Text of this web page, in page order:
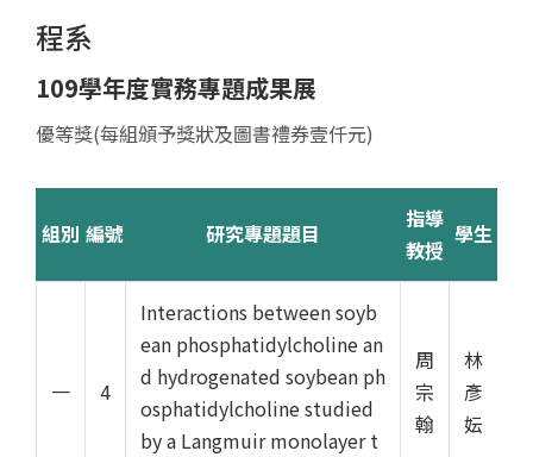
程系
109學年度實務專題成果展
優等獎(每組頒予獎狀及圖書禮券壹仟元)
組別 編號 研究專題題目
指導
教授
學生
一 4
Interactions between soyb
ean phosphatidylcholine an
d hydrogenated soybean ph
osphatidylcholine studied
by a Langmuir monolayer t
周
宗
翰
林
彥
妘